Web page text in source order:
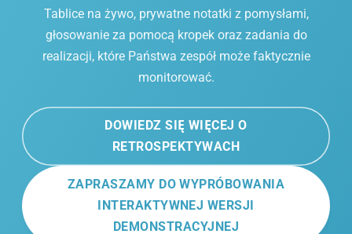
Tablice na żywo, prywatne notatki z pomysłami,
głosowanie za pomocą kropek oraz zadania do
realizacji, które Państwa zespół może faktycznie
monitorować.
DOWIEDZ SIĘ WIĘCEJ O
RETROSPEKTYWACH
ZAPRASZAMY DO WYPRÓBOWANIA
INTERAKTYWNEJ WERSJI
DEMONSTRACYJNEJ